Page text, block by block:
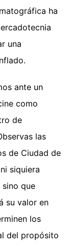
ha
una
ante un
como
de
las
de Ciudad de
siquiera
sino que
su valor en
los
del propósito